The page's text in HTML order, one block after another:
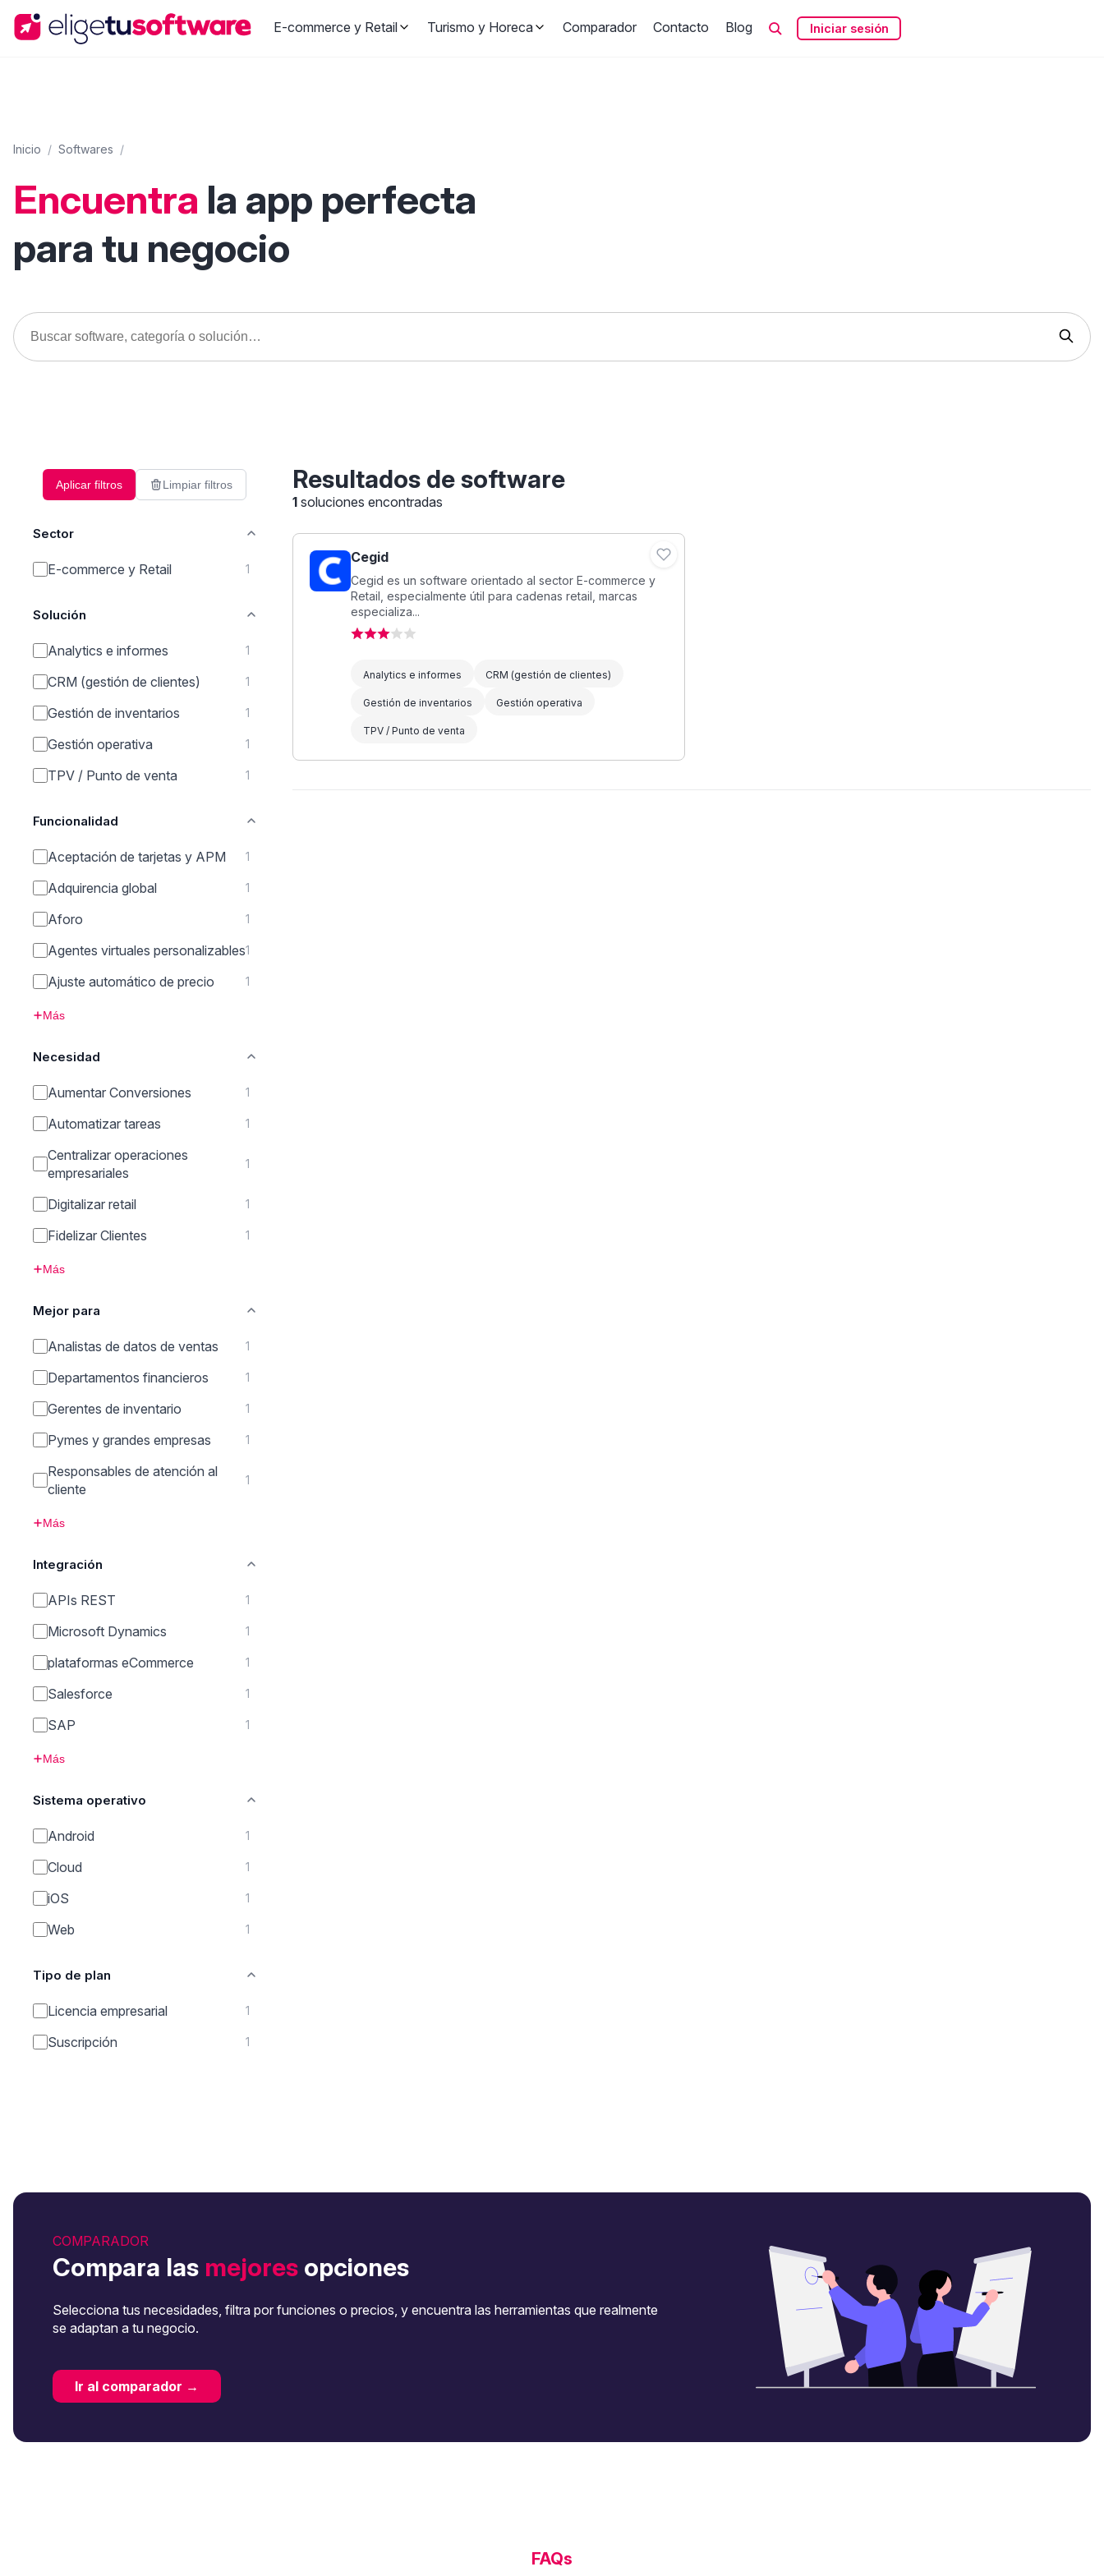
E-commerce y Retail Turismo y Horeca Comparador Contacto Blog Iniciar sesión
Inicio / Softwares /
Encuentra la app perfecta
para tu negocio
Aplicar filtros Limpiar filtros
Sector
E-commerce y Retail 1
Solución
Analytics e informes 1
CRM (gestión de clientes) 1
Gestión de inventarios 1
Gestión operativa 1
TPV / Punto de venta 1
Funcionalidad
Aceptación de tarjetas y APM 1
Adquirencia global 1
Aforo 1
Agentes virtuales personalizables1
Ajuste automático de precio 1
Más
Necesidad
Aumentar Conversiones 1
Automatizar tareas 1
Centralizar operaciones
empresariales
1
Digitalizar retail 1
Fidelizar Clientes 1
Más
Mejor para
Analistas de datos de ventas 1
Departamentos financieros 1
Gerentes de inventario 1
Pymes y grandes empresas 1
Responsables de atención al
cliente
1
Más
Integración
APIs REST 1
Microsoft Dynamics 1
plataformas eCommerce 1
Salesforce 1
SAP 1
Más
Sistema operativo
Android 1
Cloud 1
iOS 1
Web 1
Tipo de plan
Licencia empresarial 1
Suscripción 1
Resultados de software
1 soluciones encontradas
Cegid
Cegid es un software orientado al sector E-commerce y
Retail, especialmente útil para cadenas retail, marcas
especializa...
Analytics e informes CRM (gestión de clientes)
Gestión de inventarios Gestión operativa
TPV / Punto de venta
COMPARADOR
Compara las mejores opciones
Selecciona tus necesidades, filtra por funciones o precios, y encuentra las herramientas que realmente
se adaptan a tu negocio.
Ir al comparador →
FAQs